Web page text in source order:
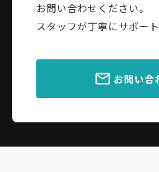
お問い合わせください。
スタッフが丁寧にサポート
お問い合